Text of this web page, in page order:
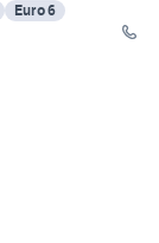
Euro 6